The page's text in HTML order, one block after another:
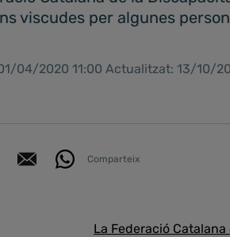
viscudes per algunes
04/2020 11:00 Actualitzat: 13/10/
Comparteix
La Federació